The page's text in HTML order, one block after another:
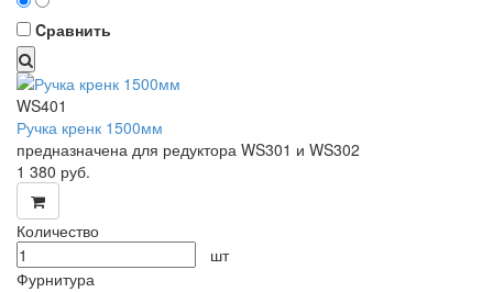
Cравнить
WS401
Ручка кренк 1500мм
предназначена для редуктора WS301 и WS302
1 380 руб.
Количество
шт
Фурнитура